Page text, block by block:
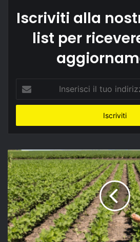
Iscriviti alla
list per
tuo
email